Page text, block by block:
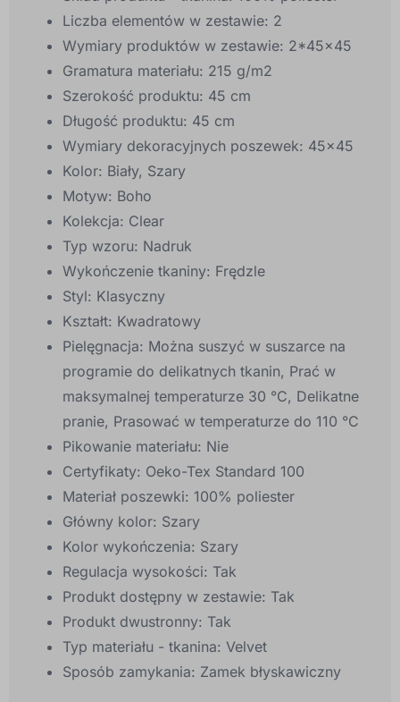
Liczba elementów w zestawie: 2
Wymiary produktów w zestawie: 2*45x45
Gramatura materiału: 215 g/m2
Szerokość produktu: 45 cm
Długość produktu: 45 cm
Wymiary dekoracyjnych poszewek: 45x45
Kolor: Biały, Szary
Motyw: Boho
Kolekcja: Clear
Typ wzoru: Nadruk
Wykończenie tkaniny: Frędzle
Styl: Klasyczny
Kształt: Kwadratowy
Pielęgnacja: Można suszyć w suszarce na
programie do delikatnych tkanin, Prać w
maksymalnej temperaturze 30 °C, Delikatne
pranie, Prasować w temperaturze do 110 °C
Pikowanie materiału: Nie
Certyfikaty: Oeko-Tex Standard 100
Materiał poszewki: 100% poliester
Główny kolor: Szary
Kolor wykończenia: Szary
Regulacja wysokości: Tak
Produkt dostępny w zestawie: Tak
Produkt dwustronny: Tak
Typ materiału - tkanina: Velvet
Sposób zamykania: Zamek błyskawiczny